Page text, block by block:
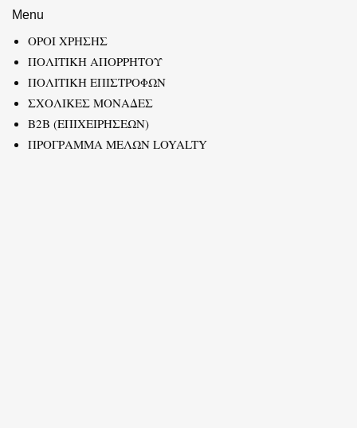
Menu
ΟΡΟΙ ΧΡΗΣΗΣ
ΠΟΛΙΤΙΚΗ ΑΠΟΡΡΗΤΟΥ
ΠΟΛΙΤΙΚΗ ΕΠΙΣΤΡΟΦΩΝ
ΣΧΟΛΙΚΕΣ ΜΟΝΑΔΕΣ
B2B (ΕΠΙΧΕΙΡΗΣΕΩΝ)
ΠΡΟΓΡΑΜΜΑ ΜΕΛΩΝ LOYALTY